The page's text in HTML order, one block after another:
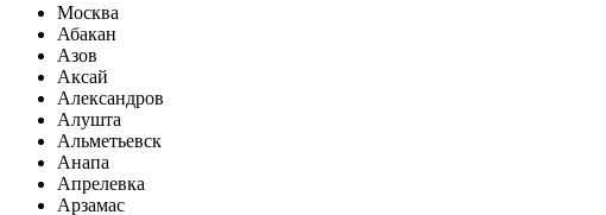
Москва
Абакан
Азов
Аксай
Александров
Алушта
Альметьевск
Анапа
Апрелевка
Арзамас